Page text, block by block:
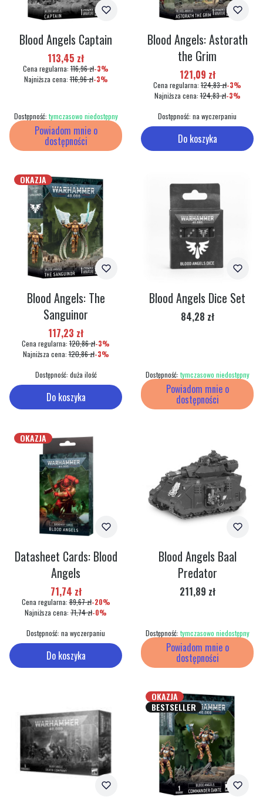
Powiadom mnie o
dostępności
Blood Angels Captain
Cena promocyjna
113,45 zł
Cena regularna: 116,96 zł-3%
Najniższa cena: 116,96 zł-3%
Dostępność: tymczasowo niedostępny
Do koszyka
Blood Angels: Astorath
the Grim
Cena promocyjna
121,09 zł
Cena regularna: 124,83 zł-3%
Najniższa cena: 124,83 zł-3%
Dostępność: na wyczerpaniu
OKAZJA
Do koszyka
Blood Angels: The
Sanguinor
Cena promocyjna
117,23 zł
Cena regularna: 120,86 zł-3%
Najniższa cena: 120,86 zł-3%
Dostępność: duża ilość
Powiadom mnie o
dostępności
Blood Angels Dice Set
Cena
84,28 zł
Dostępność: tymczasowo niedostępny
OKAZJA
Do koszyka
Datasheet Cards: Blood
Angels
Cena promocyjna
71,74 zł
Cena regularna: 89,67 zł-20%
Najniższa cena: 71,74 zł-0%
Dostępność: na wyczerpaniu
Powiadom mnie o
dostępności
Blood Angels Baal
Predator
Cena
211,89 zł
Dostępność: tymczasowo niedostępny
OKAZJA
BESTSELLER